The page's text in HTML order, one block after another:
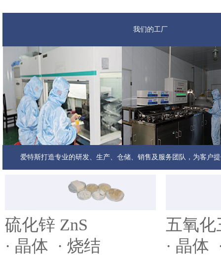
我们的工厂
爱特斯打造专业的研发、生产、仓储、销售及服务团队，为客户
硫化锌 ZnS
· 晶体 · 烧结
五氧化
· 晶体